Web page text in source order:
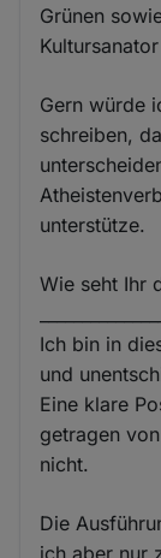
Grünen
Gern würde
schreiben,
unterstütze.
Wie seht Ihr
Ich bin in
und
Eine klare
getragen
nicht.
Die